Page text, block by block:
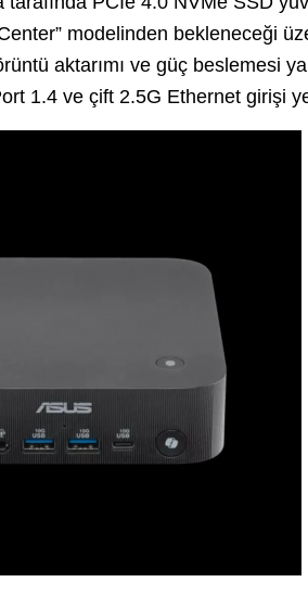
modelinden bekleneceği
aktarımı ve güç beslemesi
1.4 ve çift 2.5G Ethernet girişi